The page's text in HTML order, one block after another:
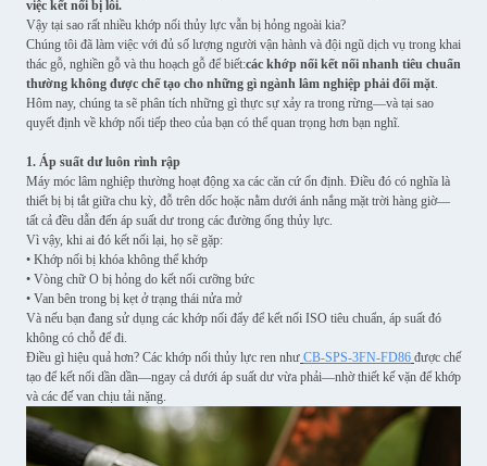
việc kết nối bị lỗi.
Vậy tại sao rất nhiều khớp nối thủy lực vẫn bị hỏng ngoài kia?
Chúng tôi đã làm việc với đủ số lượng người vận hành và đội ngũ dịch vụ trong khai
thác gỗ, nghiền gỗ và thu hoạch gỗ để biết:các khớp nối kết nối nhanh tiêu chuẩn
thường không được chế tạo cho những gì ngành lâm nghiệp phải đối mặt.
Hôm nay, chúng ta sẽ phân tích những gì thực sự xảy ra trong rừng—và tại sao
quyết định về khớp nối tiếp theo của bạn có thể quan trọng hơn bạn nghĩ.
1. Áp suất dư luôn rình rập
Máy móc lâm nghiệp thường hoạt động xa các căn cứ ổn định. Điều đó có nghĩa là
thiết bị bị tắt giữa chu kỳ, đỗ trên dốc hoặc nằm dưới ánh nắng mặt trời hàng giờ—
tất cả đều dẫn đến áp suất dư trong các đường ống thủy lực.
Vì vậy, khi ai đó kết nối lại, họ sẽ gặp:
• Khớp nối bị khóa không thể khớp
• Vòng chữ O bị hỏng do kết nối cưỡng bức
• Van bên trong bị kẹt ở trạng thái nửa mở
Và nếu bạn đang sử dụng các khớp nối đẩy để kết nối ISO tiêu chuẩn, áp suất đó
không có chỗ để đi.
Điều gì hiệu quả hơn? Các khớp nối thủy lực ren như CB-SPS-3FN-FD86 được chế
tạo để kết nối dần dần—ngay cả dưới áp suất dư vừa phải—nhờ thiết kế vặn để khớp
và các đế van chịu tải nặng.